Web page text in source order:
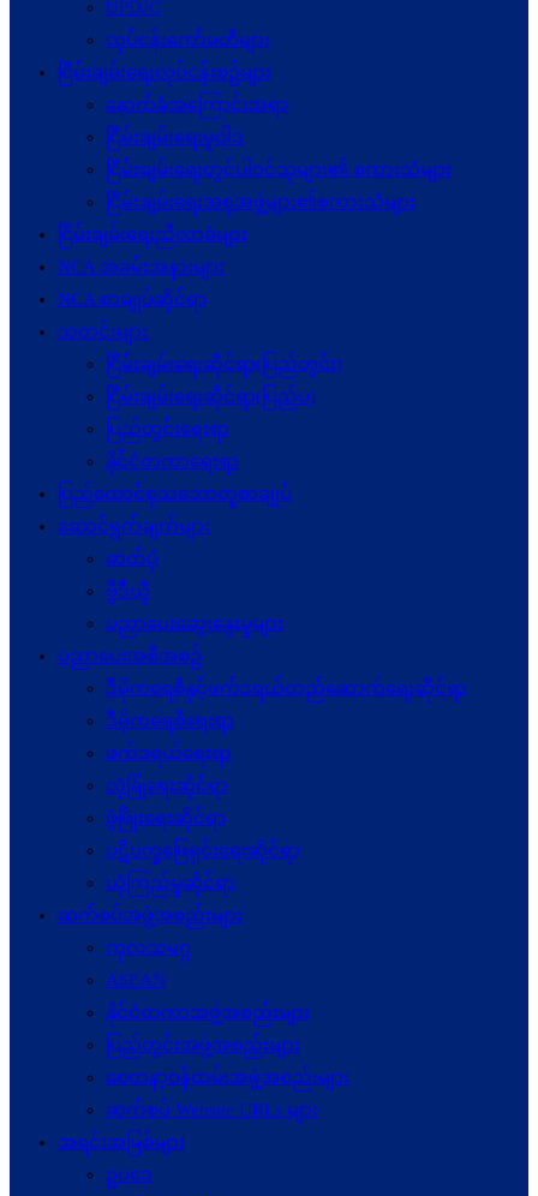
UPDJC
လုပ်ငန်းကော်မတီများ
ငြိမ်းချမ်းရေးလုပ်ငန်းစဉ်များ
နောက်ခံအကြောင်းအရာ
ငြိမ်းချမ်းရေးမူဝါဒ
ငြိမ်းချမ်းရေးတွင်ပါဝင်သူများ၏ စကားသံများ
ငြိမ်းချမ်းရေးအစုအဖွဲ့များ၏စကားသံများ
ငြိမ်းချမ်းရေးညီလာခံများ
NCA အခမ်းအနားများ
NCA စာချုပ်ဆိုင်ရာ
သတင်းများ
ငြိမ်းချမ်းရေးဆိုင်ရာ(ပြည်တွင်း)
ငြိမ်းချမ်းရေးဆိုင်ရာ(ပြည်ပ)
ပြည်တွင်းရေးရာ
နိုင်ငံတကာရေးရာ
ပြည်ထောင်စုသဘောတူစာချုပ်
ဆောင်ရွက်ချက်များ
ဓာတ်ပုံ
ဗွီဒီယို
ပညာပေးဆွေးနွေးမှုများ
ပညာပေးအစီအစဉ်
ဒီမိုကရေစီနှင့်ဖက်ဒရယ်တည်ဆောက်ရေးဆိုင်ရာ
ဒီမိုကရေစီရေးရာ
ဖက်ဒရယ်ရေးရာ
လုံခြုံရေးဆိုင်ရာ
ဖွံဖြိုးရေးဆိုင်ရာ
ပဋိပက္ခ‌ဖြေရှင်းရေးဆိုင်ရာ
ယုံကြည်မှုဆိုင်ရာ
ဆက်စပ်အဖွဲ့အစည်းများ
ကုလသမဂ္ဂ
ASEAN
နိုင်ငံတကာအဖွဲ့အစည်းများ
ပြည်တွင်းအဖွဲ့အစည်းများ
စေတနာ့ဝန်ထမ်းအဖွဲ့အစည်းများ
ဆက်စပ် Website URLs များ
အရင်းအမြစ်များ
ဥပဒေ